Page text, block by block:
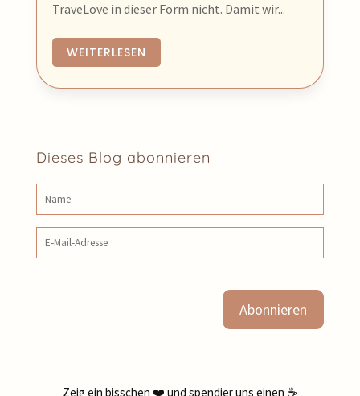
TraveLove in dieser Form nicht. Damit wir...
WEITERLESEN
Dieses Blog abonnieren
Zeig ein bisschen ❤️ und spendier uns einen ☕